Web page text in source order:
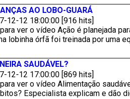
AO LOBO-GUARÁ
12-12 18:00:00 [916 hits]
ver o vídeo Ação é planejada
lobinha órfã foi treinada por uma
SAUDÁVEL?
12-12 17:00:00 [869 hits]
ver o vídeo Alimentação
Especialista explicam e dão